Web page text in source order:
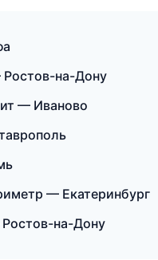
на-Дону
— Иваново
— Екатеринбург
на-Дону